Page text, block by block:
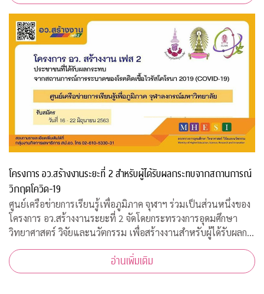
โครงการ อว.สร้างงานระยะที่ 2 สำหรับผู้ได้รับผลกระทบจากสถานการณ์
วิกฤตโควิด-19
ศูนย์เครือข่ายการเรียนรู้เพื่อภูมิภาค จุฬาฯ ร่วมเป็นส่วนหนึ่งของ
โครงการ อว.สร้างงานระยะที่ 2 จัดโดยกระทรวงการอุดมศึกษา
วิทยาศาสตร์ วิจัยและนวัตกรรม เพื่อสร้างงานสำหรับผู้ได้รับผลก
ระทบจากสถานการณ์วิกฤตโควิด-19 เปิดรับสมัครประชาชนทั่วไป
จำนวน 200 อัตรา
อ่านเพิ่มเติม